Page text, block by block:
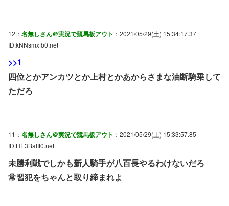
12： 名無しさん＠実況で競馬板アウト ：2021/05/29(土) 15:34:17.37
ID:kNNsmxfb0.net
>>1
四位とかアンカツとか上村とかあからさまな油断騎乗して
ただろ
11： 名無しさん＠実況で競馬板アウト ：2021/05/29(土) 15:33:57.85
ID:HE3BafIt0.net
未勝利戦でしかも新人騎手が八百長やるわけないだろ
常習犯をちゃんと取り締まれよ